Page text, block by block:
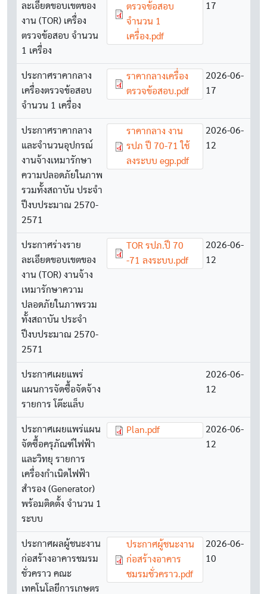
ละเอียดขอบเขตของ
งาน (TOR) เครื่อง
ตรวจข้อสอบ จำนวน
1 เครื่อง
ตรวจข้อสอบ
จำนวน 1
เครื่อง.pdf
17
ประกาศราคากลาง
เครื่องตรวจข้อสอบ
จำนวน 1 เครื่อง
Document
ราคากลางเครื่อง
ตรวจข้อสอบ.pdf
2026-06-
17
ประกาศราคากลาง
และจำนวนอุปกรณ์
งานจ้างเหมารักษา
ความปลอดภัยในภาพ
รวมทั้งสถาบัน ประจำ
ปีงบประมาณ 2570-
2571
Document
ราคากลาง งาน
รปภ ปี 70-71 ใช้
ลงระบบ egp.pdf
2026-06-
12
ประกาศร่างราย
ละเอียดขอบเขตของ
งาน (TOR) งานจ้าง
เหมารักษาความ
ปลอดภัยในภาพรวม
ทั้งสถาบัน ประจำ
ปีงบประมาณ 2570-
2571
Document
TOR รปภ.ปี 70
-71 ลงระบบ.pdf
2026-06-
12
ประกาศเผยแพร่
แผนการจัดซื้อจัดจ้าง
รายการ โต๊ะแล็บ
2026-06-
12
ประกาศเผยแพร่แผน
จัดซื้อครุภัณฑ์ไฟฟ้า
และวิทยุ รายการ
เครื่องกำเนิดไฟฟ้า
สำรอง (Generator)
พร้อมติดตั้ง จำนวน 1
ระบบ
Document
Plan.pdf
2026-06-
12
ประกาศผลผู้ชนะงาน
ก่อสร้างอาคารชมรม
ชั่วคราว คณะ
เทคโนโลยีการเกษตร
Document
ประกาศผู้ชนะงาน
ก่อสร้างอาคาร
ชมรมชั่วคราว.pdf
2026-06-
10